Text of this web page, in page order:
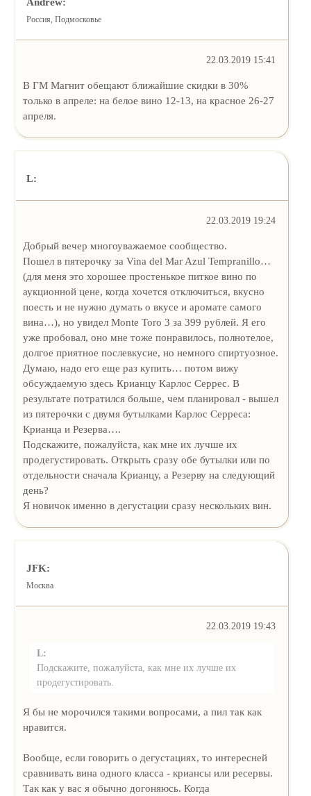
Россия, Подмосковье
22.03.2019 15:41
В ГМ Магнит обещают ближайшие скидки в 30%
только в апреле: на белое вино 12-13, на красное 26-27
апреля.
L:
22.03.2019 19:24
Добрый вечер многоуважаемое сообщество.
Пошел в пятерочку за Vina del Mar Azul Tempranillo…
(для меня это хорошее простенькое питкое вино по
аукционной цене, когда хочется отключиться, вкусно
поесть и не нужно думать о вкусе и аромате самого
вина…), но увидел Monte Toro 3 за 399 рублей. Я его
уже пробовал, оно мне тоже понравилось, полнотелое,
долгое приятное послевкусие, но немного спиртуозное.
Думаю, надо его еще раз купить… потом вижу
обсуждаемую здесь Крианцу Карлос Серрес. В
результате потратился больше, чем планировал - вышел
из пятерочки с двумя бутылками Карлос Серреса:
Крианца и Резерва….
Подскажите, пожалуйста, как мне их лучше их
продегустировать. Открыть сразу обе бутылки или по
отдельности сначала Крианцу, а Резерву на следующий
день?
Я новичок именно в дегустации сразу нескольких вин.
JFK:
Москва
22.03.2019 19:43
L:
Подскажите, пожалуйста, как мне их лучше их
продегустировать.
Я бы не морочился такими вопросами, а пил так как
нравится.
Вообще, если говорить о дегустациях, то интересней
сравнивать вина одного класса - криансы или ресервы.
Так как у вас я обычно догоняюсь. Когда